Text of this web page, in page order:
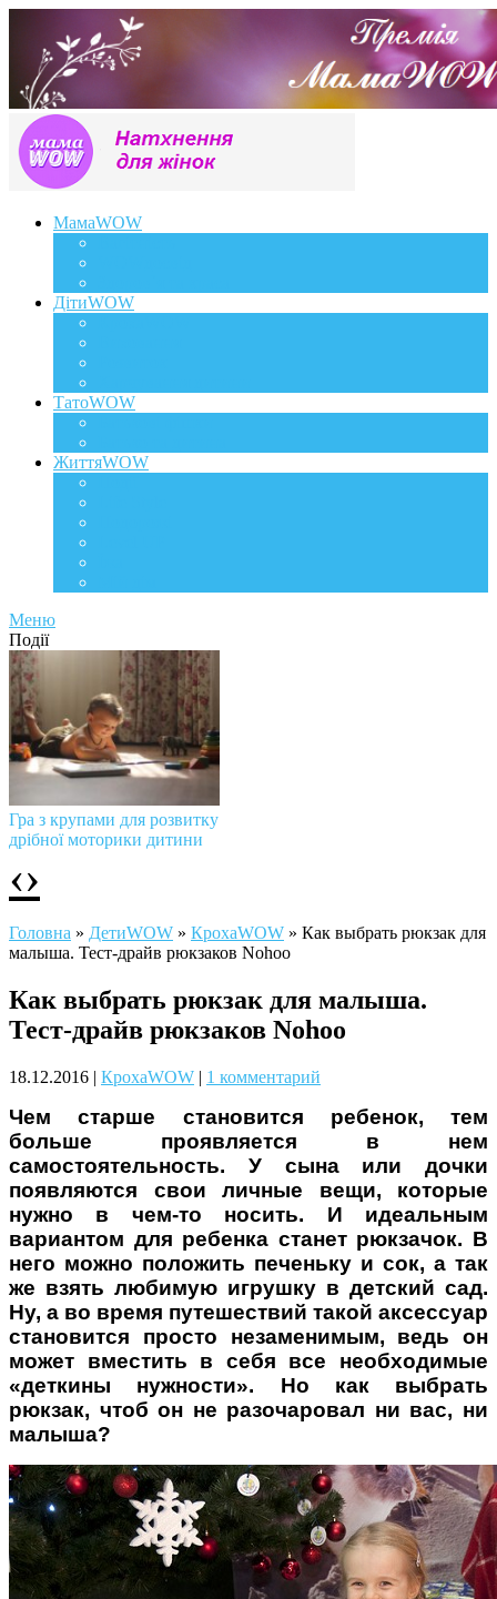
МамаWOW
ДітиWOW
ТатоWOW
ЖиттяWOW
Меню
Події
Гра з крупами для розвитку
дрібної моторики дитини
Чому дітям корисно читати
Материнське вигорання: як
собі допомогти
Як підготувати дитину до
навчального року? Поради
‹›
Головна » ДетиWOW » КрохаWOW » Как выбрать рюкзак для
малыша. Тест-драйв рюкзаков Nohoo
Как выбрать рюкзак для малыша.
Тест-драйв рюкзаков Nohoo
18.12.2016 | КрохаWOW | 1 комментарий
Чем старше становится ребенок, тем
больше проявляется в нем
самостоятельность. У сына или дочки
появляются свои личные вещи, которые
нужно в чем-то носить. И идеальным
вариантом для ребенка станет рюкзачок. В
него можно положить печеньку и сок, а так
же взять любимую игрушку в детский сад.
Ну, а во время путешествий такой аксессуар
становится просто незаменимым, ведь он
может вместить в себя все необходимые
«деткины нужности». Но как выбрать
рюкзак, чтоб он не разочаровал ни вас, ни
малыша?